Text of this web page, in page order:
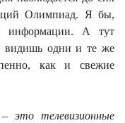
Олимпиад. Я бы,
информации. А тут
видишь одни и те же
как и свежие
это телевизионные